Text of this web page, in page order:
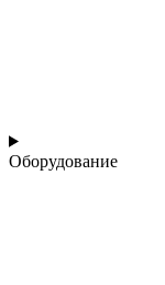
Оборудование